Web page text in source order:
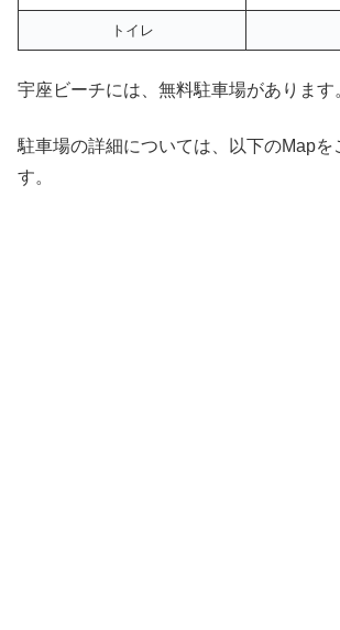
トイレ
宇座ビーチには、無料駐車場があります
駐車場の詳細については、以下のMapを
す。